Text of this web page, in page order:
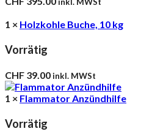
1 × Holzkohle Buche, 10 kg
Vorrätig
CHF 39.00inkl. MWSt
1 × Flammator Anzündhilfe
Vorrätig